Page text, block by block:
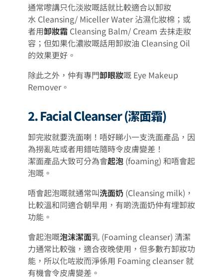
通常嚟講只化淡妝嘅話就比較適合以卸妝
水 Cleansing/ Miceller Water 沾濕化妝棉；或
者用卸妝霜 Cleansing Balm/ Cream 去抹走妝
容；但如果化濃妝嘅話用卸妝油 Cleansing Oil
的效果更好。
除此之外，仲有專門卸眼妝嘅 Eye Makeup
Remover。
2. Facial Cleanser (潔面霜)
卸完妝就要洗面喇！唔好睇小一支洗面產品，因
為撈亂咗或者用錯咗隨時令皮膚變差！
潔面產品大致可分為會起泡 (foaming) 和唔會起
泡嘅。
唔會起泡嘅就通常叫洗面奶 (Cleansing milk)，
比較溫和同適合朝早用，有啲洗面奶仲有埋卸妝
功能。
會起泡嘅泡沫潔面乳 (Foaming cleanser) 清潔
力通常比較強，適合夜晚使用，但多數冇卸妝功
能，所以化咗妝而淨係用 Foaming cleanser 就
有機會令皮膚變差。